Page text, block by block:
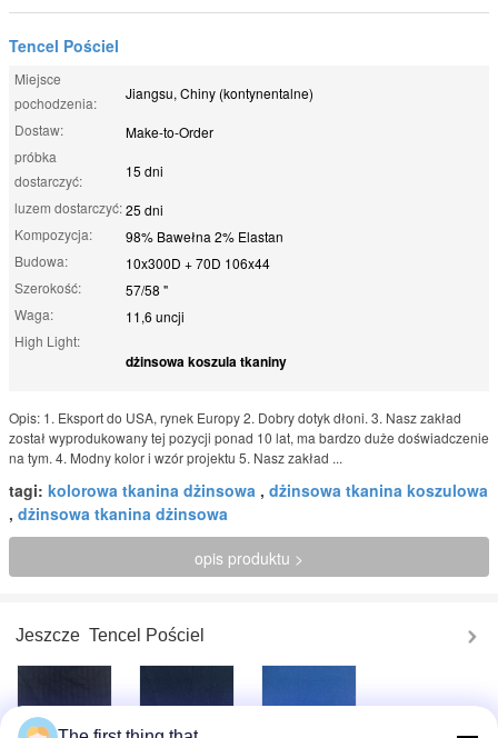
Tencel Pościel
Miejsce
pochodzenia:
Jiangsu, Chiny (kontynentalne)
Dostaw:
Make-to-Order
próbka
dostarczyć:
15 dni
luzem dostarczyć:25 dni
Kompozycja:
98% Bawełna 2% Elastan
Budowa:
10x300D + 70D 106x44
Szerokość:
57/58 "
Waga:
11,6 uncji
High Light:
dżinsowa koszula tkaniny
Opis: 1. Eksport do USA, rynek Europy 2. Dobry dotyk dłoni. 3. Nasz zakład
został wyprodukowany tej pozycji ponad 10 lat, ma bardzo duże doświadczenie
na tym. 4. Modny kolor i wzór projektu 5. Nasz zakład ...
tagi: kolorowa tkanina dżinsowa , dżinsowa tkanina koszulowa
, dżinsowa tkanina dżinsowa
opis produktu >
Jeszcze Tencel Pościel